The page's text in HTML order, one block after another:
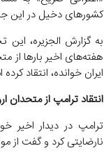
کشورهای دخیل در این
به گزارش الجزیره،
هفته‌های اخیر بارها از
ایران خوانده، انتقاد
انتقاد ترامپ از متحدان
ترامپ در دیدار اخیر
نارضایتی کرد و گفت از